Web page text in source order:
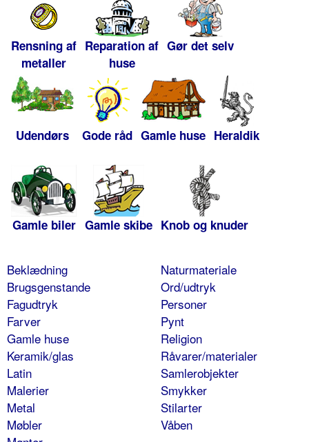
Rensning af
metaller
Reparation af
huse
Gør det selv
Udendørs Gode råd Gamle huse Heraldik
Gamle biler Gamle skibe Knob og knuder
Beklædning
Brugsgenstande
Fagudtryk
Farver
Gamle huse
Keramik/glas
Latin
Malerier
Metal
Møbler
Naturmateriale
Ord/udtryk
Personer
Pynt
Religion
Råvarer/materialer
Samlerobjekter
Smykker
Stilarter
Våben